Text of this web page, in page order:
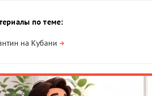
по теме:
на Кубани